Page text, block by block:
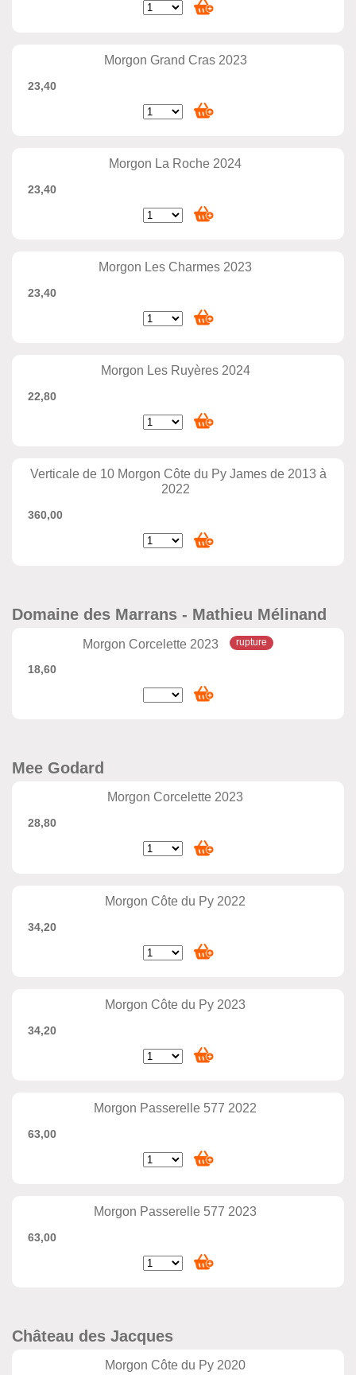
Morgon Grand Cras 2023
23,40
Morgon La Roche 2024
23,40
Morgon Les Charmes 2023
23,40
Morgon Les Ruyères 2024
22,80
Verticale de 10 Morgon Côte du Py James de 2013 à
2022
360,00
Domaine des Marrans - Mathieu Mélinand
Morgon Corcelette 2023
18,60
Mee Godard
Morgon Corcelette 2023
28,80
Morgon Côte du Py 2022
34,20
Morgon Côte du Py 2023
34,20
Morgon Passerelle 577 2022
63,00
Morgon Passerelle 577 2023
63,00
Château des Jacques
Morgon Côte du Py 2020